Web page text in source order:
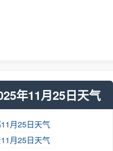
年11月25日天气
月25日天气
月25日天气